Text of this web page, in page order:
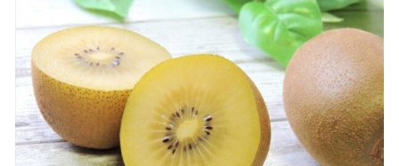
果物 訳あり商品
予約商品
旬の商品
果物
訳あり商品
親カテゴリー
子カテゴリー